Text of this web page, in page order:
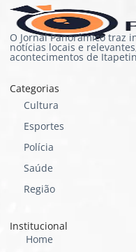
O Jornal Panorâmico traz
notícias locais e
acontecimentos de
Categorias
Cultura
Esportes
Polícia
Saúde
Região
Institucional
Home